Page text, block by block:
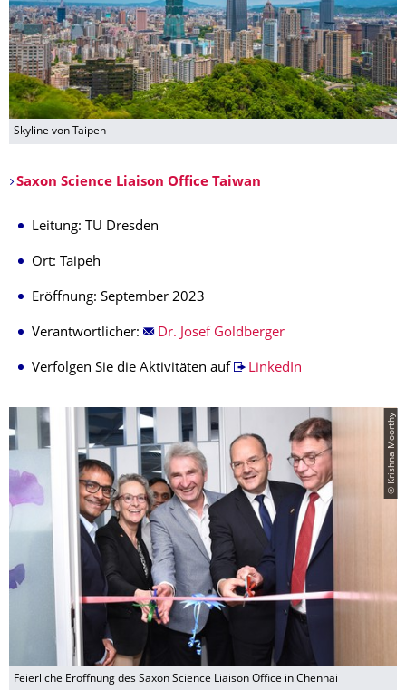
Skyline von Taipeh
Saxon Science Liaison Office Taiwan
Leitung: TU Dresden
Ort: Taipeh
Eröffnung: September 2023
Verantwortlicher: Dr. Josef Goldberger
Verfolgen Sie die Aktivitäten auf LinkedIn
© Krishna Moorthy
Feierliche Eröffnung des Saxon Science Liaison Office in Chennai